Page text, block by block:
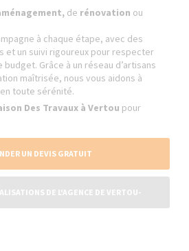
de rénovation ou
à chaque étape, avec des
et un suivi rigoureux pour respecter
Grâce à un réseau d’artisans
maîtrisée, nous vous aidons à
toute sérénité.
Des Travaux à Vertou pour
UN DEVIS GRATUIT
DE L'AGENCE DE VERTOU-